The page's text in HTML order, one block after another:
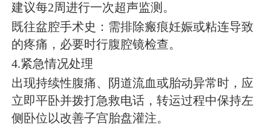
建议每2周进行一次超声监测。
既往盆腔手术史：需排除瘢痕妊娠或粘连导致
的疼痛，必要时行腹腔镜检查。
4.紧急情况处理
出现持续性腹痛、阴道流血或胎动异常时，应
立即平卧并拨打急救电话，转运过程中保持左
侧卧位以改善子宫胎盘灌注。